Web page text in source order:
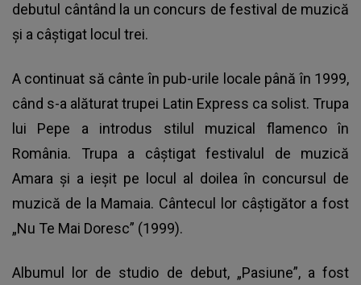
debutul cântând la un concurs de festival de muzică
și a câștigat locul trei.
A continuat să cânte în pub-urile locale până în 1999,
când s-a alăturat trupei Latin Express ca solist. Trupa
lui Pepe a introdus stilul muzical flamenco în
România. Trupa a câștigat festivalul de muzică
Amara și a ieșit pe locul al doilea în concursul de
muzică de la Mamaia. Cântecul lor câștigător a fost
„Nu Te Mai Doresc” (1999).
Albumul lor de studio de debut, „Pasiune”, a fost